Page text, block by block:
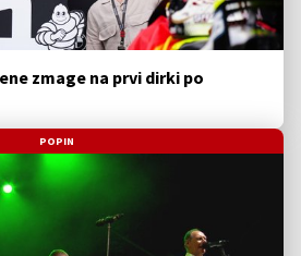
zmage na prvi dirki po
POPIN